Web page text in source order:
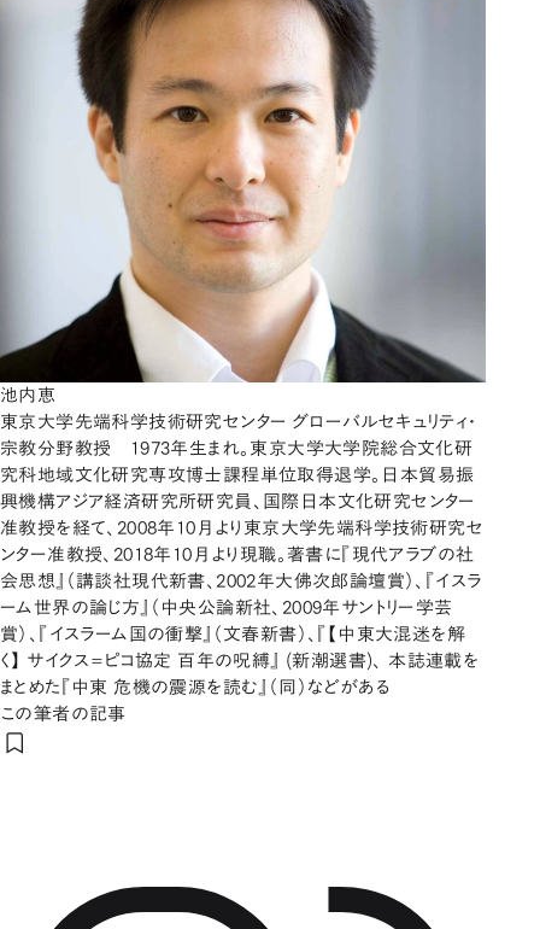
池内恵
東京大学先端科学技術研究センター グローバルセキュリティ・
宗教分野教授 1973年生まれ。東京大学大学院総合文化研
究科地域文化研究専攻博士課程単位取得退学。日本貿易振
興機構アジア経済研究所研究員、国際日本文化研究センター
准教授を経て、2008年10月より東京大学先端科学技術研究セ
ンター准教授、2018年10月より現職。著書に『現代アラブの社
会思想』（講談社現代新書、2002年大佛次郎論壇賞）、『イスラ
ーム世界の論じ方』（中央公論新社、2009年サントリー学芸
賞）、『イスラーム国の衝撃』（文春新書）、『【中東大混迷を解
く】 サイクス=ピコ協定 百年の呪縛』 (新潮選書)、 本誌連載を
まとめた『中東 危機の震源を読む』（同）などがある
この筆者の記事